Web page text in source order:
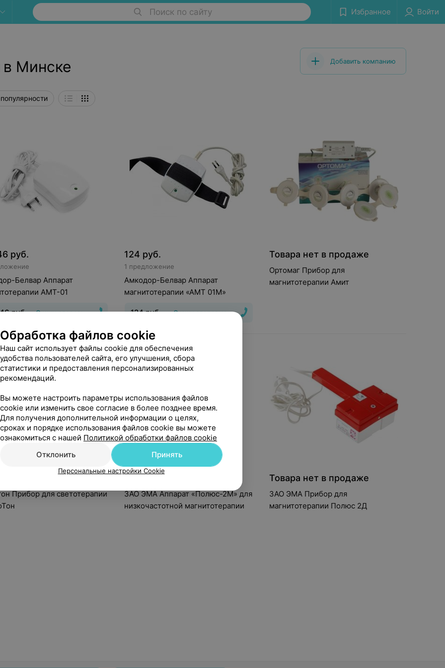
Поиск по сайту Избранное Войти
в Минске Добавить компанию
руб.
Белвар Аппарат
АМТ-01
«Скажи здоровью Да!»
руб.
аппарата:
поле
Потребляемая
: 30 Вт
Амплитудное
магнитной индукции
магнитного поля (мТл)
124 руб.
1 предложение
Амкодор-Белвар Аппарат
магнитотерапии «АМТ 01М»
«Скажи здоровью Да!»
124 руб.
Функциональность аппарата
магнитное поле
Потребляемая
мощность: 30 Вт
Амплитудное
значение магнитной индукции
Товара нет в продаже
Ортомаг Прибор для
магнитотерапии Амит
нет в продаже
Прибор для светотерапии
ЗАО ЭМА Аппарат «Полюс-2М» для
низкочастотной магнитотерапии
Товара нет в продаже
ЗАО ЭМА Прибор для
магнитотерапии Полюс 2Д
Обработка файлов cookie
Наш сайт использует файлы cookie для обеспечения
удобства пользователей сайта, его улучшения, сбора
статистики и предоставления персонализированных
рекомендаций.
Вы можете настроить параметры использования файлов
cookie или изменить свое согласие в более позднее время.
Для получения дополнительной информации о целях,
сроках и порядке использования файлов cookie вы можете
ознакомиться с нашей Политикой обработки файлов cookie
Отклонить
Принять
Персональные настройки Cookie